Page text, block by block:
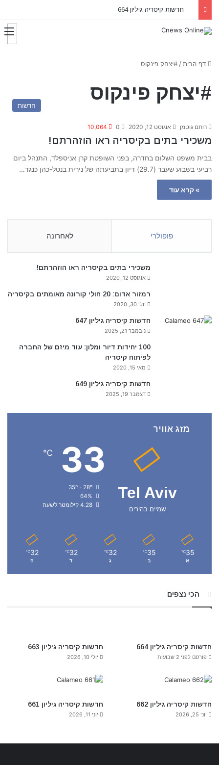
חדשות קיסריה גיליון 664
דף הבית/ #יצחק פינקוס
#יצחק פינקוס
חדשות
רותם גוטמן אוגוסט 12, 2020 0
10,064
משכירי בתים בקיסריה ראו הוזהרתם!
בבית משפט השלום בחדרה, בפני השופטת קרן אניספלד, התנהל ביום
רביעי בשבוע שעבר (29.7) דיון בתביעתה של נירית בנטל-כהן כנגד…
» קרא עוד
פופולרי לאחרונה
משכירי בתים בקיסריה ראו הוזהרתם!
אוגוסט 12, 2020
רמזור אדום: 20 חולי קורונה מאומתים בקיסריה
יולי 30, 2020
חדשות קיסריה גיליון 647
נובמבר 21, 2025
100 יחידות דיור ומלון: עוד מיזם של החברה
לפיתוח קיסריה
מאי 15, 2020
חדשות קיסריה גיליון 649
דצמבר 19, 2025
מזג אוויר
Tel Aviv
שמיים בהירים
33
℃
35º - 28º
64%
4.28 קילומטר לשעה
35
℃
א
35
℃
ב
32
℃
ג
32
℃
ד
32
℃
ה
הכי נצפים
חדשות קיסריה גיליון 664
פורסם לפני 2 שבועות
חדשות קיסריה גיליון 663
יולי 10, 2026
חדשות קיסריה גיליון 662
יוני 25, 2026
חדשות קיסריה גיליון 661
יוני 11, 2026